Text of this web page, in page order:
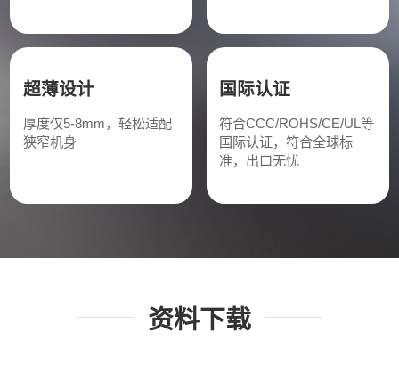
超薄设计
厚度仅5-8mm，轻松适配
狭窄机身
国际认证
符合CCC/ROHS/CE/UL等
国际认证，符合全球标
准，出口无忧
资料下载